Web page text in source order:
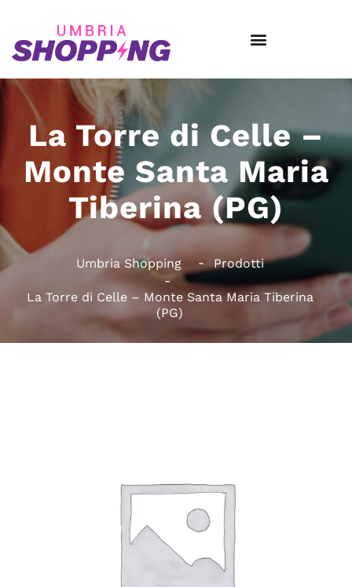
La Torre di Celle –
Monte Santa Maria
Tiberina (PG)
Umbria Shopping Prodotti
La Torre di Celle – Monte Santa Maria Tiberina
(PG)